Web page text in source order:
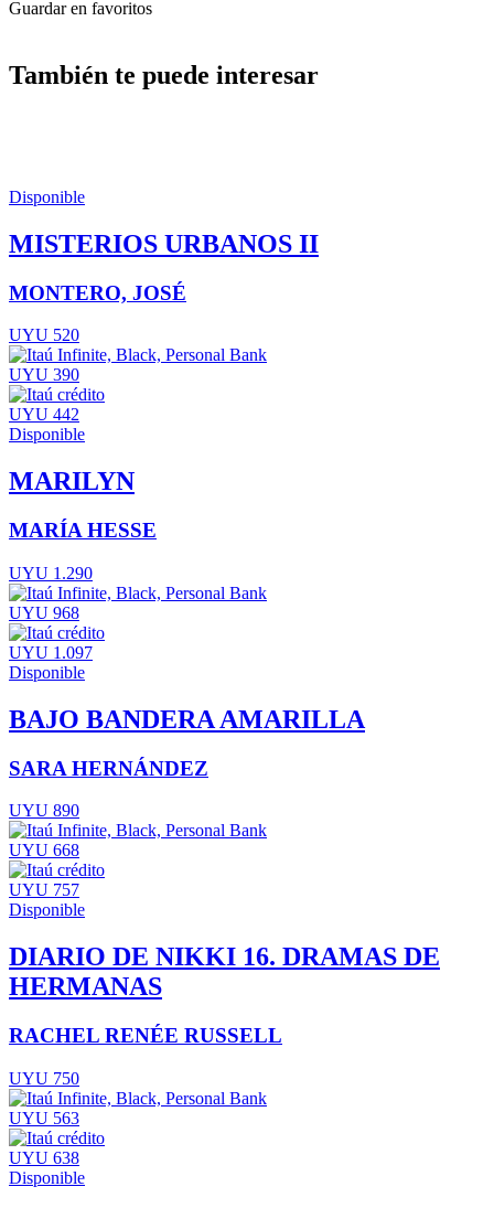
Guardar en favoritos
También te puede interesar
Disponible
MISTERIOS URBANOS II
MONTERO, JOSÉ
UYU 520
UYU 390
UYU 442
Disponible
MARILYN
MARÍA HESSE
UYU 1.290
UYU 968
UYU 1.097
Disponible
BAJO BANDERA AMARILLA
SARA HERNÁNDEZ
UYU 890
UYU 668
UYU 757
Disponible
DIARIO DE NIKKI 16. DRAMAS DE
HERMANAS
RACHEL RENÉE RUSSELL
UYU 750
UYU 563
UYU 638
Disponible